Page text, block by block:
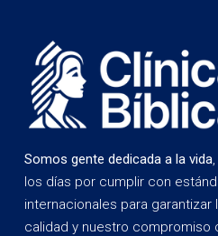
Somos gente dedicada a la vida
los días por cumplir con
internacionales para
calidad y nuestro compromiso